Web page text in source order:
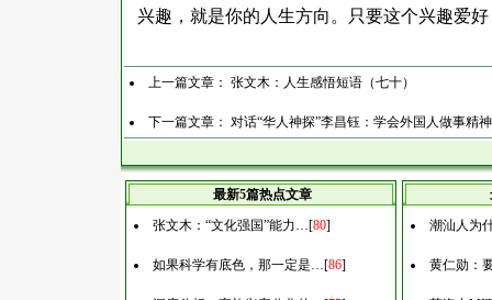
兴趣，就是你的人生方向。只要这个兴趣爱
上一篇文章： 张文木：人生感悟短语（七十）
下一篇文章： 对话“华人神探”李昌钰：学会外国人做事精
最新5篇热点文章
张文木：“文化强国”能力…[80]
如果科学有底色，那一定是…[86]
潮汕人为
黄仁勋：